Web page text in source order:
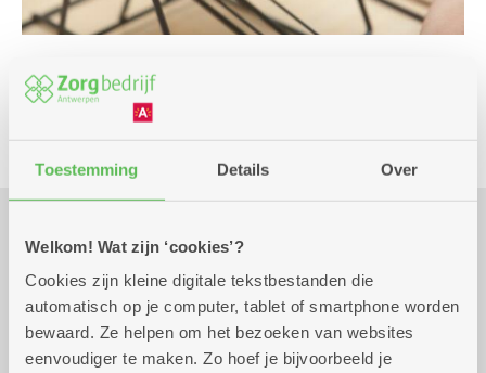
Toestemming Details Over
Welkom! Wat zijn ‘cookies’?
Cookies zijn kleine digitale tekstbestanden die
automatisch op je computer, tablet of smartphone worden
bewaard. Ze helpen om het bezoeken van websites
eenvoudiger te maken. Zo hoef je bijvoorbeeld je
Praktisch
dinsdag 4 augustus 2026 13.30 uur tot 17.00 uur